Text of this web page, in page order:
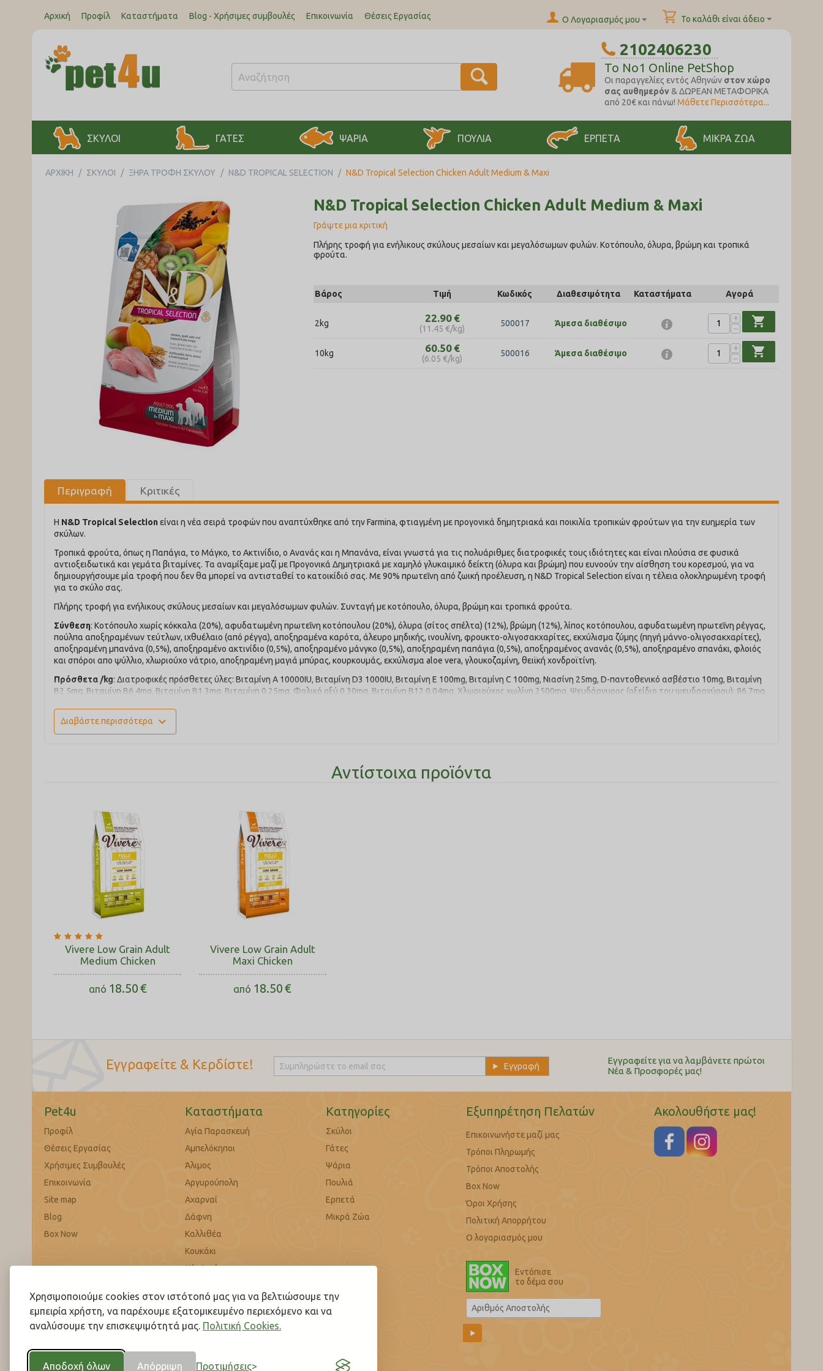
Χρησιμοποιούμε cookies στον ιστότοπό μας για να βελτιώσουμε την
εμπειρία χρήστη, να παρέχουμε εξατομικευμένο περιεχόμενο και να
αναλύσουμε την επισκεψιμότητά μας. Πολιτική Cookies.
Αποδοχή όλων Απόρριψη Προτιμήσεις
Αρχική Προφίλ Καταστήματα Blog - Χρήσιμες συμβουλές Επικοινωνία Θέσεις Εργασίας Το καλάθι είναι άδειο
Ο Λογαριασμός μου
2102406230
To No1 Online PetShop
Oι παραγγελίες εντός Αθηνών στον χώρο
σας αυθημερόν& ΔΩΡΕΑΝ ΜΕΤΑΦΟΡΙΚΑ
από 20€ και πάνω! Μάθετε Περισσότερα...
ΣΚΥΛΟΙ ΓΑΤΕΣ ΨΑΡΙΑ ΠΟΥΛΙΑ ΕΡΠΕΤΑ ΜΙΚΡΑ ΖΩΑ
ΑΡΧΙΚΉ / ΣΚΥΛΟΙ / ΞΗΡΑ ΤΡΟΦΗ ΣΚΥΛΟΥ / N&D TROPICAL SELECTION / N&D Tropical Selection Chicken Adult Medium & Maxi
N&D Tropical Selection Chicken Adult Medium & Maxi
Γράψτε μια κριτική
Πλήρης τροφή για ενήλικους σκύλους μεσαίων και μεγαλόσωμων φυλών. Kοτόπουλο, όλυρα, βρώμη και τροπικά
φρούτα.
Βάρος Τιμή Κωδικός Διαθεσιμότητα Καταστήματα Αγορά
2kg 22.90 €
(11.45 €/kg)
500017 Άμεσα διαθέσιμο
+
−
shopping_cart
10kg 60.50 €
(6.05 €/kg)
500016 Άμεσα διαθέσιμο
+
−
shopping_cart
Περιγραφή Κριτικές
Η N&D Tropical Selection είναι η νέα σειρά τροφών που αναπτύχθηκε από την Farmina, φτιαγμένη με προγονικά δημητριακά και ποικιλία τροπικών φρούτων για την ευημερία των
σκύλων.
Τροπικά φρούτα, όπως η Παπάγια, το Μάγκο, το Ακτινίδιο, ο Ανανάς και η Μπανάνα, είναι γνωστά για τις πολυάριθμες διατροφικές τους ιδιότητες και είναι πλούσια σε φυσικά
αντιοξειδωτικά και γεμάτα βιταμίνες. Τα αναμίξαμε μαζί με Προγονικά Δημητριακά με χαμηλό γλυκαιμικό δείκτη (όλυρα και βρώμη) που ευνοούν την αίσθηση του κορεσμού, για να
δημιουργήσουμε μία τροφή που δεν θα μπορεί να αντισταθεί το κατοικίδιό σας. Με 90% πρωτεΐνη από ζωική προέλευση, η N&D Tropical Selection είναι η τέλεια ολοκληρωμένη τροφή
για το σκύλο σας.
Πλήρης τροφή για ενήλικους σκύλους μεσαίων και μεγαλόσωμων φυλών. Συνταγή με κοτόπουλο, όλυρα, βρώμη και τροπικά φρούτα.
Σύνθεση: Κοτόπουλο χωρίς κόκκαλα (20%), αφυδατωμένη πρωτεΐνη κοτόπουλου (20%), όλυρα (σίτος σπέλτα) (12%), βρώμη (12%), λίπος κοτόπουλου, αφυδατωμένη πρωτεΐνη ρέγγας,
πούλπα αποξηραμένων τεύτλων, ιχθυέλαιο (από ρέγγα), αποξηραμένα καρότα, άλευρο μηδικής, ινουλίνη, φρουκτο-ολιγοσακχαρίτες, εκχύλισμα ζύμης (πηγή μάννο-ολιγοσακχαρίτες),
αποξηραμένη μπανάνα (0,5%), αποξηραμένο ακτινίδιο (0,5%), αποξηραμένο μάνγκο (0,5%), αποξηραμένη παπάγια (0,5%), αποξηραμένος ανανάς (0,5%), αποξηραμένο σπανάκι, φλοιός
και σπόροι απο ψύλλιο, χλωριούχο νάτριο, αποξηραμένη μαγιά μπύρας, κουρκουμάς, εκχύλισμα aloe vera, γλουκοζαμίνη, θειϊκή χονδροϊτίνη.
Πρόσθετα /kg: Διατροφικές πρόσθετες ύλες: Βιταμίνη A 10000IU, Βιταμίνη D3 1000IU, Βιταμίνη E 100mg, Βιταμίνη C 100mg, Νιασίνη 25mg, D-παντοθενικό ασβέστιο 10mg, Βιταμίνη
B2 5mg, Βιταμίνη B6 4mg, Βιταμίνη B1 3mg, Βιταμίνη 0.25mg, Φολικό οξύ 0.30mg, Βιταμίνη B12 0.04mg, Χλωριούχος χωλίνη 2500mg, Ψευδάργυρος (οξείδιο του ψευδαργύρου): 86.7mg,
σιδήρου(II)]: 28.9mg, Χαλκός [Θειικός χαλκός(II), πενταένυδρος]: 12.8mg, Ιώδιο (ιωδικό ασβέστιο, άνυδρο): 1.56mg, Σελήνιο (σεληνιώδες νάτριο): 0.101mg, DL-μεθειονίνη τεχνικής
καθαρότητας 2500mg. Aισθητικές πρόσθετες ύλες: εκχύλισμα πράσινου τσαγιού 100mg, εκχύλισμα δενδρολίβανου. Αντιοξειδωτικά: εκχυλίσματα τοκοφερόλης από φυτικά έλαια.
Διαβάστε περισσότερα expand_more
Αντίστοιχα προϊόντα
Vivere Low Grain Adult
Medium Chicken
από 18.50€
Vivere Low Grain Adult
Maxi Chicken
από 18.50€
Εγγραφείτε & Κερδίστε!
Εγγραφείτε για να λαμβάνετε πρώτοι
Nέα & Προσφορές μας!
Pet4u
Προφίλ
Θέσεις Εργασίας
Χρήσιμες Συμβουλές
Επικοινωνία
Site map
Blog
Box Now
Καταστήματα
Αγία Παρασκευή
Αμπελόκηποι
Άλιμος
Αργυρούπολη
Αχαρναί
Δάφνη
Καλλιθέα
Κουκάκι
Νέα Ιωνία
Παλαιό Φάληρο
Περιστέρι
Χαλάνδρι
Κατηγορίες
Σκύλοι
Γάτες
Ψάρια
Πουλιά
Ερπετά
Μικρά Ζώα
Εξυπηρέτηση Πελατών
Επικοινωνήστε μαζί μας
Τρόποι Πληρωμής
Τρόποι Αποστολής
Box Now
Όροι Χρήσης
Πολιτική Απορρήτου
Ο λογαριασμός μου
Εντόπισε
το δέμα σου
Ακολουθήστε μας!